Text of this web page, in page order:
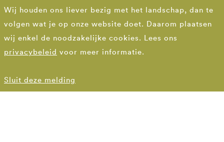
Wij houden ons liever bezig met het landschap, dan te
volgen wat je op onze website doet. Daarom plaatsen
wij enkel de noodzakelijke cookies. Lees ons
privacybeleid voor meer informatie.
Sluit deze melding